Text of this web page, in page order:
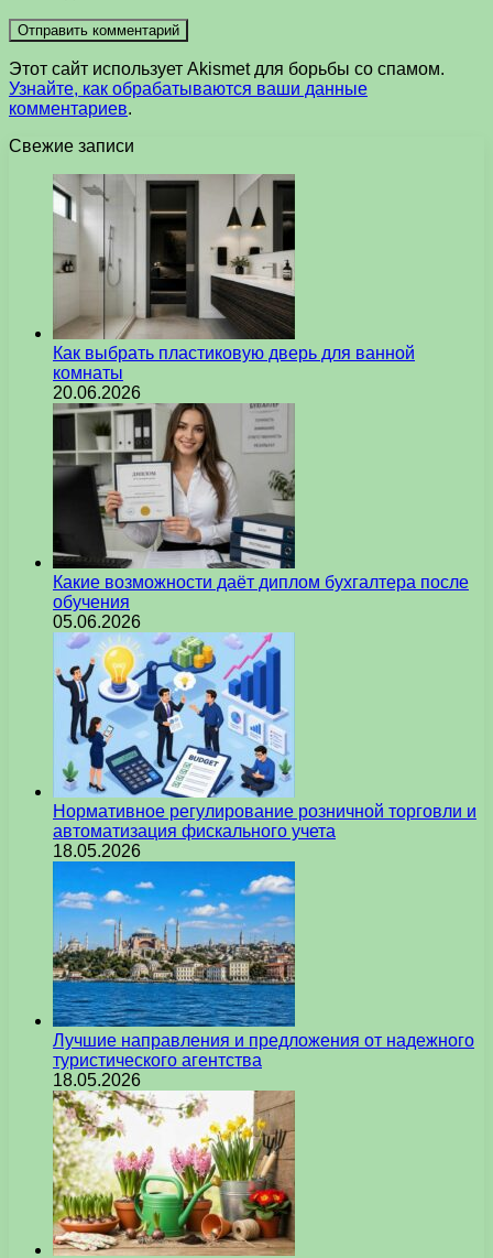
Этот сайт использует Akismet для борьбы со спамом.
Узнайте, как обрабатываются ваши данные
комментариев.
Свежие записи
Как выбрать пластиковую дверь для ванной
комнаты
20.06.2026
Какие возможности даёт диплом бухгалтера после
обучения
05.06.2026
Нормативное регулирование розничной торговли и
автоматизация фискального учета
18.05.2026
Лучшие направления и предложения от надежного
туристического агентства
18.05.2026